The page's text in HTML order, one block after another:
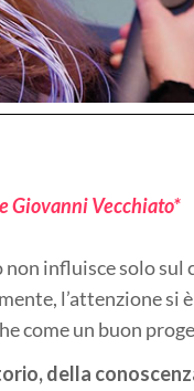
Giovanni Vecchiato*
influisce solo
l’attenzione si
come un buon
della